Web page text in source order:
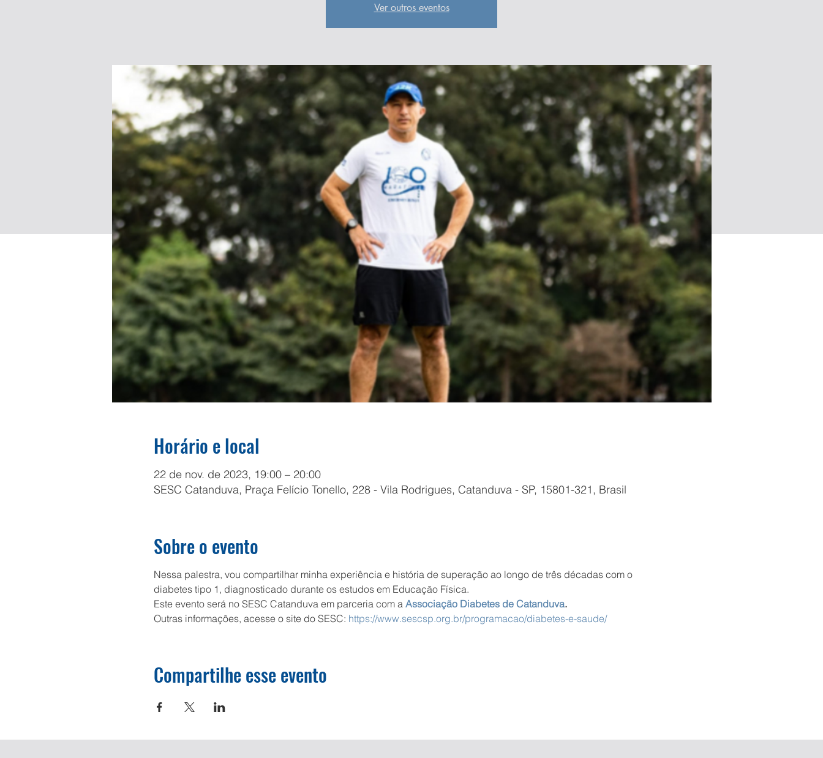
Ver outros eventos
Horário e local
22 de nov. de 2023, 19:00 – 20:00
SESC Catanduva, Praça Felício Tonello, 228 - Vila Rodrigues, Catanduva - SP, 15801-321, Brasil
Sobre o evento
Nessa palestra, vou compartilhar minha experiência e história de superação ao longo de três décadas com o
diabetes tipo 1, diagnosticado durante os estudos em Educação Física.
Este evento será no SESC Catanduva em parceria com a Associação Diabetes de Catanduva.
Outras informações, acesse o site do SESC: https://www.sescsp.org.br/programacao/diabetes-e-saude/
Compartilhe esse evento